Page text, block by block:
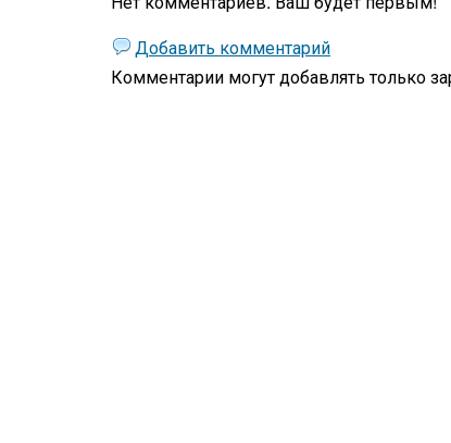
Добавить комментарий
Комментарии могут добавлять только